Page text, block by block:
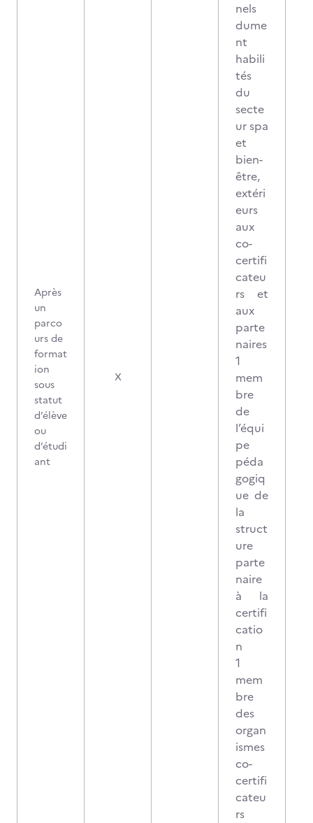
Après
un
parco
urs de
format
ion
sous
statut
d’élève
ou
d’étudi
ant
X
nels
dume
nt
habili
tés
du
secte
ur spa
et
bien-
être,
extéri
eurs
aux
co-
certifi
cateu
rs et
aux
parte
naires
1
mem
bre
de
l’équi
pe
péda
gogiq
ue de
la
struct
ure
parte
naire
à la
certifi
catio
n
1
mem
bre
des
organ
ismes
co-
certifi
cateu
rs